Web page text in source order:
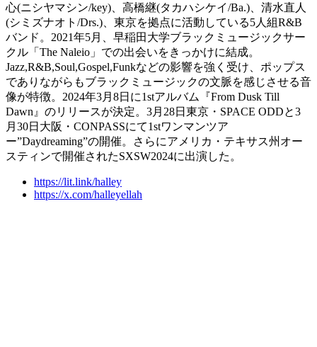
心(ニシヤマシン/key)、高橋継(タカハシケイ/Ba.)、清水直人
(シミズナオト/Drs.)、東京を拠点に活動している5人組R&B
バンド。2021年5月、早稲田大学ブラックミュージックサー
クル「The Naleio」での出会いをきっかけに結成。
Jazz,R&B,Soul,Gospel,Funkなどの影響を強く受け、ポップス
でありながらもブラックミュージックの文脈を感じさせる音
像が特徴。2024年3月8日に1stアルバム『From Dusk Till
Dawn』のリリースが決定。3月28日東京・SPACE ODDと3
月30日大阪・CONPASSにて1stワンマンツア
ー”Daydreaming”の開催。さらにアメリカ・テキサス州オー
スティンで開催されたSXSW2024に出演した。
https://lit.link/halley
https://x.com/halleyellah